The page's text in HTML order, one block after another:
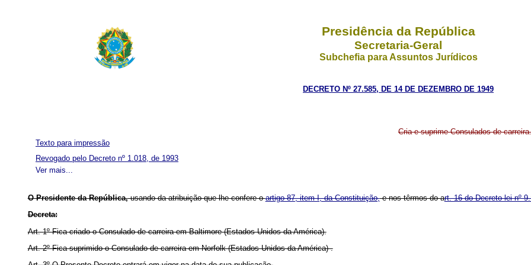
Presidência da República
Secretaria-Geral
Subchefia para Assuntos Jurídicos
DECRETO Nº 27.585, DE 14 DE DEZEMBRO DE 1949
Cria e suprime Consulados de carreira.
Ver mais...
Texto para impressão
Revogado pelo Decreto nº 1.018, de 1993
O Presidente da República,usando da atribuição que lhe confere oartigo 87, item I, da Constituição,e nos têrmos do art. 16 do Decreto-lei nº
Decreta:
Art. 1º Fica criado o Consulado de carreira em Baltimore (Estados Unidos da América).
Art. 2º Fica suprimido o Consulado de carreira em Norfolk (Estados Unidos da América) .